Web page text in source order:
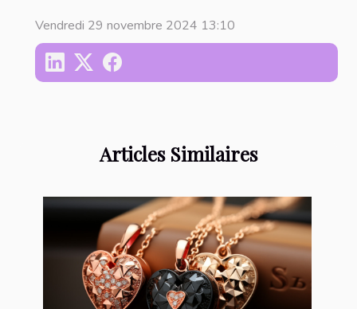
Articles Similaires
Vendredi 29 novembre 2024 13:10